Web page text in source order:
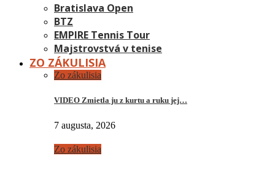
Bratislava Open
BTZ
EMPIRE Tennis Tour
Majstrovstvá v tenise
ZO ZÁKULISIA
Zo zákulisia
VIDEO Zmietla ju z kurtu a ruku jej…
7 augusta, 2026
Zo zákulisia